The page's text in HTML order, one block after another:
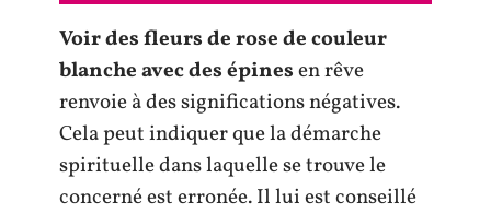
Voir des fleurs de rose de couleur
blanche avec des épinesen rêve
renvoie à des significations négatives.
Cela peut indiquer que la démarche
spirituelle dans laquelle se trouve le
concerné est erronée. Il lui est conseillé